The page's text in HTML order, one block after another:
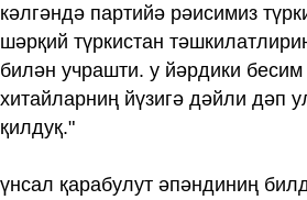
кәлгәндә партийә рәисимиз
шәрқий түркистан
билән учрашти. у йәрдики бесим
хитайларниң йүзигә дәйли дәп
қилдуқ."
үнсал қарабулут әпәндиниң